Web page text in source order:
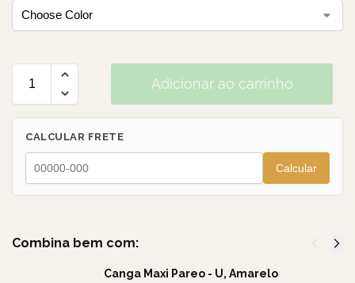
Adicionar ao carrinho
CALCULAR FRETE
Calcular
Combina bem com:
Canga Maxi Pareo - U, Amarelo